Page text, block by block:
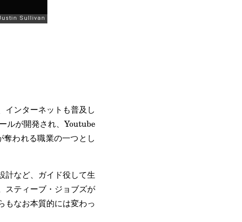
インターネットも普及し
ルが開発され、Youtube
われる職業の一つとし
計など、ガイド役して生
スティーブ・ジョブズが
もなお本質的には変わっ